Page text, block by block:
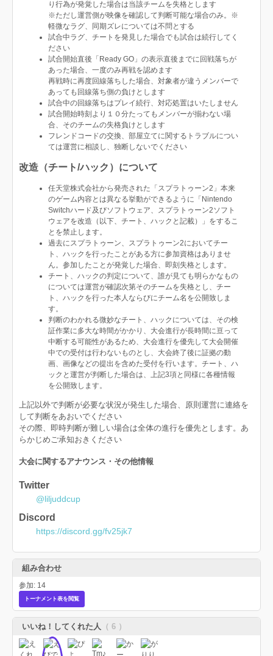
り行為が発覚した場合は当該チームを失格とします
※ただし運営側が映像を確認して判断可能な場合のみ。※
軽微なラグ、同期ズレについては不問とする
試合中ラグ、チートを発見した場合でも試合は続行してく
ださい
試合開始直後「Ready GO」の表示直後までに回戦落ちが
あった場合、一度のみ再戦を認めます
再戦時に再度回線落ちした場合、対象者が違うメンバーで
あっても回線落ち側の負けとします
試合中の回線落ちはプレイ続行、対応処置はいたしません
試合開始時刻より１０分たってもメンバーが揃わない場
合、そのチームの失格負けとします
フレンドコードの交換、部屋立てに関するトラブルについ
ては運営に相談し、独断しないでください
改造（チート/ハック）について
任天堂株式会社から発売された「スプラトゥーン2」本来
のゲーム内容とは異なる挙動ができるように「Nintendo
Switchハード及びソフトウェア、スプラトゥーン2ソフト
ウェアを改造（以下、チート、ハックと記載）」をするこ
とを禁止します。
過去にスプラトゥーン、スプラトゥーン2においてチー
ト、ハックを行ったことがある方に参加資格はありませ
ん。参加したことが発覚した場合、即刻失格とします。
チート、ハックの判定について、誰が見ても明らかなもの
については運営が確認次第そのチームを失格とし、チー
ト、ハックを行った本人ならびにチーム名を公開致しま
す。
判断のわかれる微妙なチート、ハックについては、その検
証作業に多大な時間がかかり、大会進行が長時間に亘って
中断する可能性があるため、大会進行を優先して大会開催
中での受付は行わないものとし、大会終了後に証拠の動
画、画像などの提出を含めた受付を行います。チート、ハ
ックと運営が判断した場合は、上記3項と同様に各種情報
を公開致します。
上記以外で判断が必要な状況が発生した場合、原則運営に連絡を
して判断をあおいでください
その際、即時判断が難しい場合は全体の進行を優先とします。あ
らかじめご承知おきください
大会に関するアナウンス・その他情報​
Twitter
@liljuddcup
Discord
https://discord.gg/fv25jk7
組み合わせ
参加: 14
トーナメント表を閲覧
いいね！してくれた人 （ 6 ）